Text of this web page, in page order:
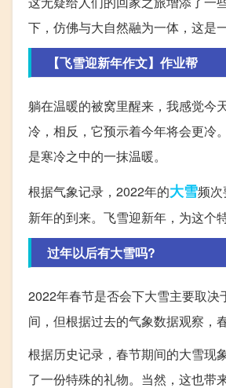
下，仿佛与大自然融为一体，这是
【飞雪迎新年作文】作业帮
躺在温暖的被窝里醒来，我感觉今
冷，相反，它预示着今年将会更冷
是寒冷之中的一抹温暖。
根据气象记录，2022年的大雪频
新年的到来。飞雪迎新年，为这个
过年以后有大雪吗?
2022年春节是否会下大雪主要取
间，但根据过去的气象数据观察，
根据历史记录，春节期间的大雪现
了一份特殊的礼物。当然，这也带